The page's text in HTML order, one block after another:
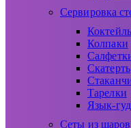
Сервировка
Колпаки
Скатерть
Тарелки
Язык-
Сеты из шаров